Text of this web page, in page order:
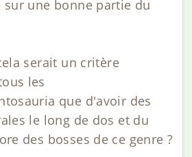
sur une bonne partie du
serait un critère
les
que d'avoir des
le long de dos et du
des bosses de ce genre ?